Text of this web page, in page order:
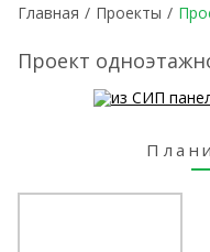
Главная / Проекты /
Проект